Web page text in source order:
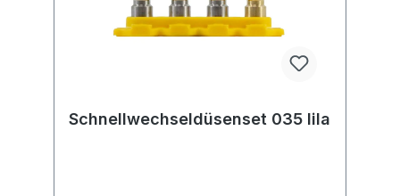
Schnellwechseldüsenset 035 lila